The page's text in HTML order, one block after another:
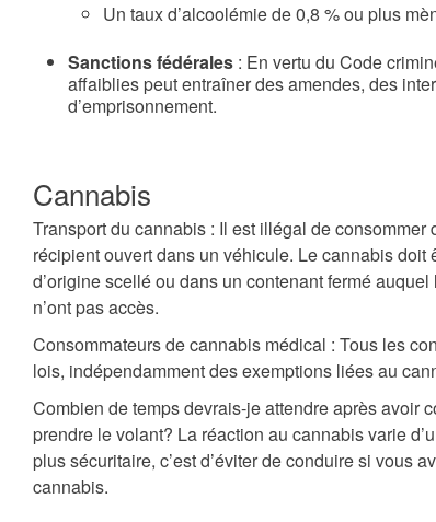
Un taux d’alcoolémie de 0,8 % ou plus
Sanctions fédérales: En vertu du Code
affaiblies peut entraîner des amendes, des
d’emprisonnement.
Cannabis
Transport du cannabis : Il est illégal de consommer
récipient ouvert dans un véhicule. Le cannabis doit
d’origine scellé ou dans un contenant fermé
n’ont pas accès.
Consommateurs de cannabis médical : Tous les
lois, indépendamment des exemptions liées au
Combien de temps devrais-je attendre après avoir
prendre le volant? La réaction au cannabis varie
plus sécuritaire, c’est d’éviter de conduire si vous
cannabis.